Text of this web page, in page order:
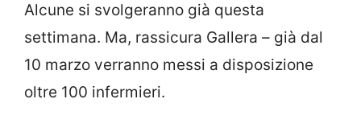
Alcune si svolgeranno già questa
settimana. Ma, rassicura Gallera – già dal
10 marzo verranno messi a disposizione
oltre 100 infermieri.